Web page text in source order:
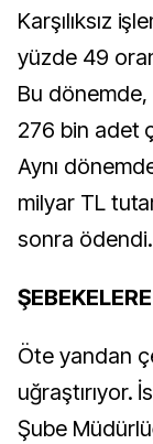
Karşılıksız
yüzde 49
Bu dönemde,
276 bin adet
Aynı
milyar TL
sonra ödendi.
Öte yandan
uğraştırıyor.
Şube